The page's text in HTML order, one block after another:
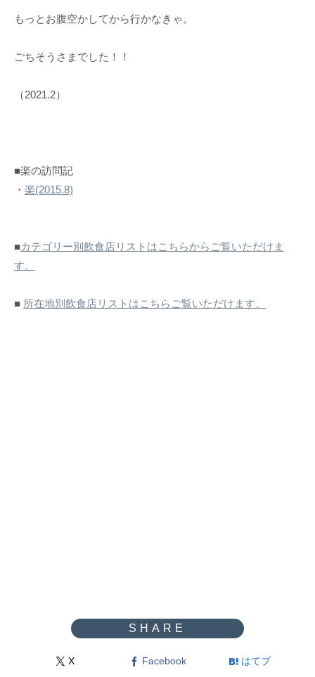
もっとお腹空かしてから行かなきゃ。
ごちそうさまでした！！
（2021.2）
■楽の訪問記
・ 楽(2015.8)
■カテゴリー別飲食店リストはこちらからご覧いただけま
す。
■ 所在地別飲食店リストはこちらご覧いただけます。
X Facebook はてブ